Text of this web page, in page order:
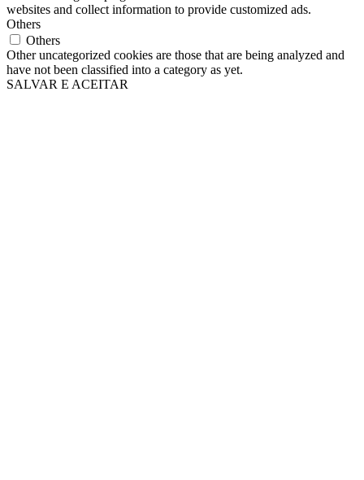
websites and collect information to provide customized ads.
Others
Others
Other uncategorized cookies are those that are being analyzed and
have not been classified into a category as yet.
SALVAR E ACEITAR